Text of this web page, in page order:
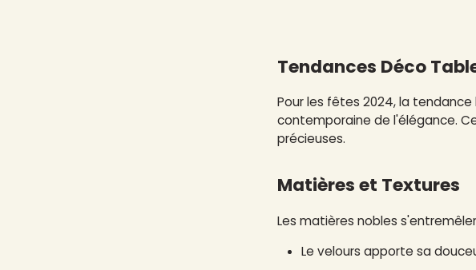
Tendances Déco
Pour les fêtes 2024, la
contemporaine de l'élégance.
précieuses.
Matières et Textures
Les matières nobles
Le velours apporte sa